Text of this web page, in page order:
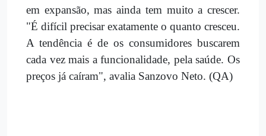
em expansão, mas ainda tem muito a crescer.
"É difícil precisar exatamente o quanto cresceu.
A tendência é de os consumidores buscarem
cada vez mais a funcionalidade, pela saúde. Os
preços já caíram", avalia Sanzovo Neto. (QA)